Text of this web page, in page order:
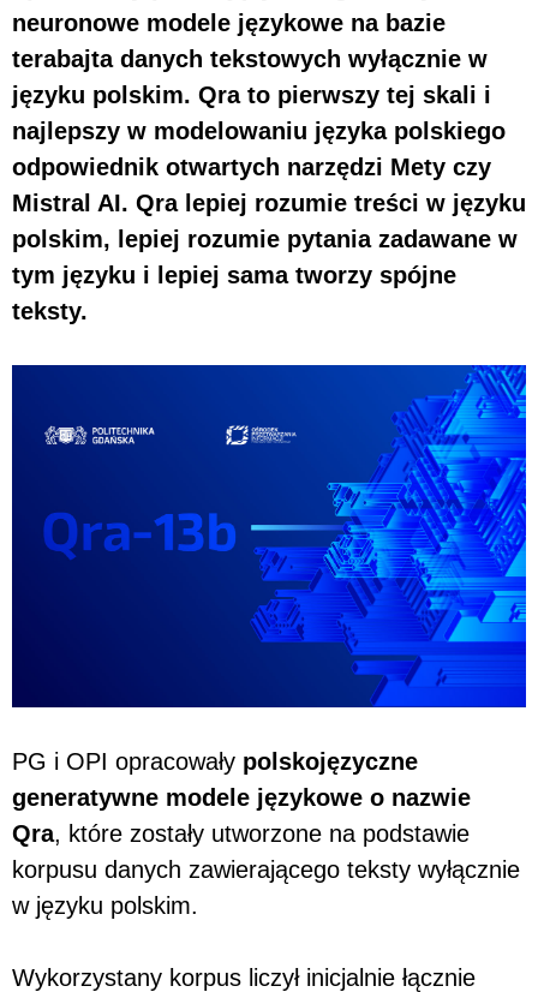
neuronowe modele językowe na bazie
terabajta danych tekstowych wyłącznie w
języku polskim. Qra to pierwszy tej skali i
najlepszy w modelowaniu języka polskiego
odpowiednik otwartych narzędzi Mety czy
Mistral AI. Qra lepiej rozumie treści w języku
polskim, lepiej rozumie pytania zadawane w
tym języku i lepiej sama tworzy spójne
teksty.
PG i OPI opracowały polskojęzyczne
generatywne modele językowe o nazwie
Qra, które zostały utworzone na podstawie
korpusu danych zawierającego teksty wyłącznie
w języku polskim.
Wykorzystany korpus liczył inicjalnie łącznie